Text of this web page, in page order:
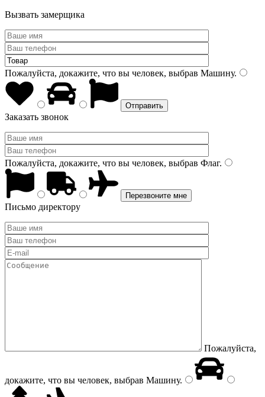
Вызвать замерщика
Пожалуйста, докажите, что вы человек, выбрав Машину.
Заказать звонок
Пожалуйста, докажите, что вы человек, выбрав Флаг.
Письмо директору
Пожалуйста,
докажите, что вы человек, выбрав Машину.